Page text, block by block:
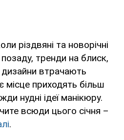
різдвяні та новорічні
тренди на блиск,
дизайни втрачають
місце приходять більш
нудні ідеї манікюру.
всюди цього січня –
.